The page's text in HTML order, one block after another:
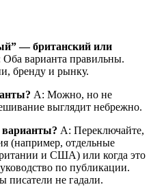
— британский или
Оба варианта правильны.
бренду и рынку.
A: Можно, но не
выглядит небрежно.
варианты? A: Переключайте,
(например, отдельные
и США) или когда это
по публикации.
писатели не гадали.